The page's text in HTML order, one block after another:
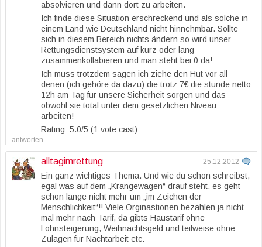
absolvieren und dann dort zu arbeiten.
Ich finde diese Situation erschreckend und als solche in
einem Land wie Deutschland nicht hinnehmbar. Sollte
sich in diesem Bereich nichts ändern so wird unser
Rettungsdienstsystem auf kurz oder lang
zusammenkollabieren und man steht bei 0 da!
Ich muss trotzdem sagen ich ziehe den Hut vor all
denen (ich gehöre da dazu) die trotz 7€ die stunde netto
12h am Tag für unsere Sicherheit sorgen und das
obwohl sie total unter dem gesetzlichen Niveau
arbeiten!
Rating: 5.0/5 (1 vote cast)
antworten
alltagimrettung 25.12.2012
Ein ganz wichtiges Thema. Und wie du schon schreibst,
egal was auf dem „Krangewagen“ drauf steht, es geht
schon lange nicht mehr um „im Zeichen der
Menschlichkeit“!! Viele Orginastionen bezahlen ja nicht
mal mehr nach Tarif, da gibts Haustarif ohne
Lohnsteigerung, Weihnachtsgeld und teilweise ohne
Zulagen für Nachtarbeit etc.